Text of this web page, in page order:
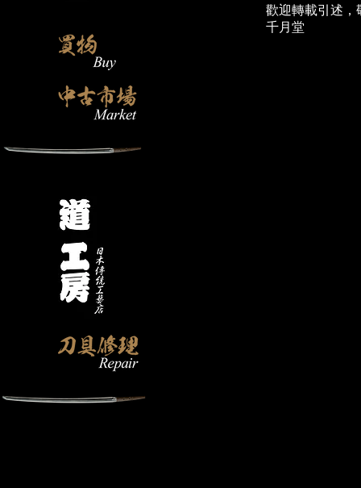
歡迎轉載引述，
千月堂